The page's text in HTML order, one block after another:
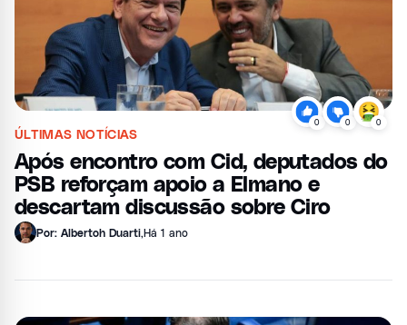
0 0 0
ÚLTIMAS NOTÍCIAS
Após encontro com Cid, deputados do
PSB reforçam apoio a Elmano e
descartam discussão sobre Ciro
Por: Albertoh Duarti,Há 1 ano